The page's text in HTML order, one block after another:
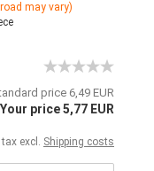
may vary)
price 6,49 EUR
Your price 5,77 EUR
excl. Shipping costs